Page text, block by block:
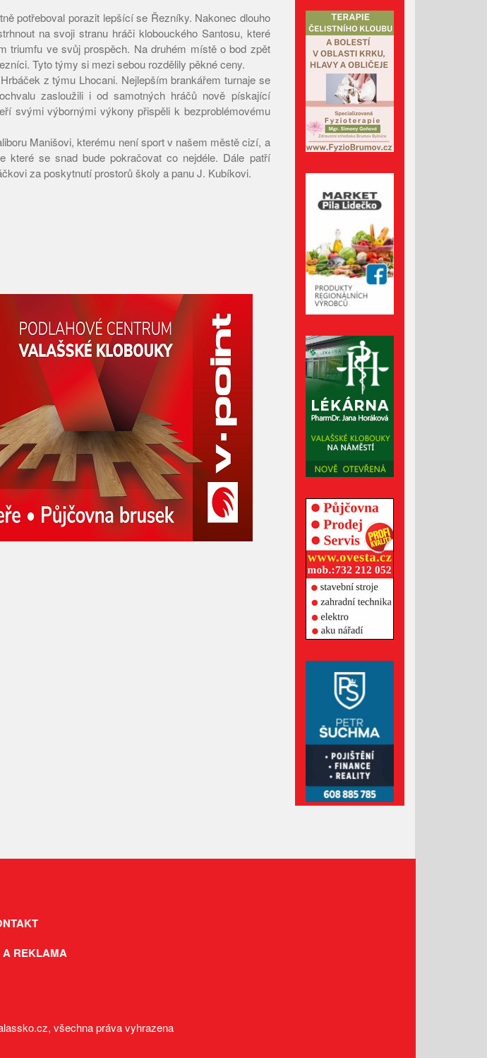
Prosinec 2023
Listopad 2023
Říjen 2023
Září 2023
Srpen 2023
Červenec 2023
Červen 2023
Březen 2023
Únor 2023
Leden 2023
Prosinec 2022
Listopad 2022
Říjen 2022
Srpen 2022
Červenec 2022
Červen 2022
Květen 2022
Duben 2022
Březen 2022
Únor 2022
Prosinec 2021
Listopad 2021
Říjen 2021
Září 2021
Srpen 2021
Červenec 2021
Červen 2021
Květen 2021
Duben 2021
Březen 2021
Únor 2021
Leden 2021
Prosinec 2020
Listopad 2020
Říjen 2020
potřeboval porazit lepšící se Řezníky. Nakonec dlouho
na svoji stranu hráči klobouckého Santosu, které
triumfu ve svůj prospěch. Na druhém místě o bod zpět
Tyto týmy si mezi sebou rozdělily pěkné ceny.
z týmu Lhocani. Nejlepším brankářem turnaje se
zasloužili i od samotných hráčů nově pískající
svými výbornými výkony přispěli k bezproblémovému
Manišovi, kterému není sport v našem městě cizí, a
které se snad bude pokračovat co nejdéle. Dále patří
za poskytnutí prostorů školy a panu J. Kubíkovi.
A REKLAMA
všechna práva vyhrazena